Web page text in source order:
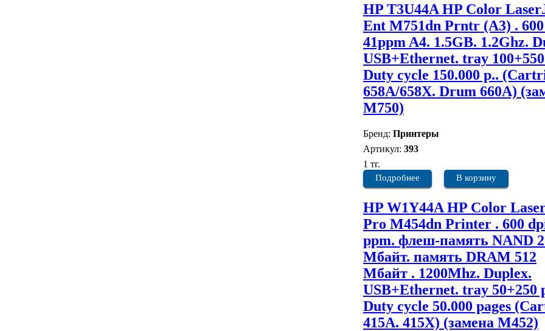
HP T3U44A HP Color
Ent M751dn Prntr (A3) .
41ppm A4. 1.5GB. 1.2Ghz.
USB+Ethernet. tray
Duty cycle 150.000 p..
658A/658X. Drum 660A)
M750)
Бренд: Принтеры
Артикул: 393
1 тг.
Подробнее В корзину
HP W1Y44A HP Color
Pro M454dn Printer . 600
ppm. флеш-память NAND
Мбайт. память DRAM 512
Мбайт . 1200Mhz. Duplex.
USB+Ethernet. tray 50+250
Duty cycle 50.000 pages
415A. 415X) (замена M452)